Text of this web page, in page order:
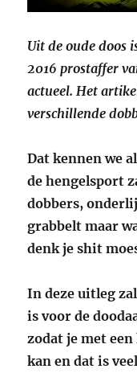
Uit de oude doos
2016 prostaffer
actueel. Het
verschillende
Dat kennen we
de hengelsport
dobbers,
grabbelt maar
denk je shit
In deze uitleg
is voor de
zodat je met
kan en dat is